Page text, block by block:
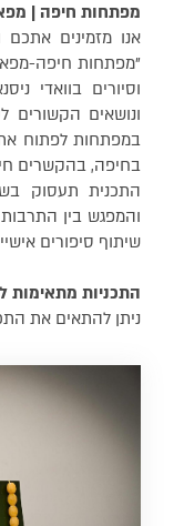
מפתחות חיפה |
אנו מזמינים אתכם
"מפתחות חיפה-
וסיורים בוואדי
ונושאים הקשורים
במפתחות לפתוח את
בחיפה, בהקשרים
התכנית תעסוק
והמפגש בין
שיתוף סיפורים
התכניות מתאימות
ניתן להתאים את